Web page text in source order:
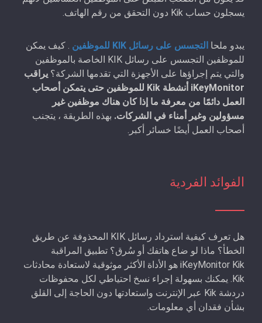
يسجلون حساب Kik دون التحقق من رقم الهاتف.
يبدو ملحا التجسس على رسائل KIK للموظفين
. كيف يمكن
للموظفين التجسس على رسائل KIK الخاصة بالموظفين
والتي يتم إجراؤها على الأجهزة التي تقدمها الشركة؟ يراقب
iKeyMonitor أنشطة Kik للموظفين حتى يتمكن أصحاب
العمل دائمًا من معرفة ما إذا كان هناك موظفين غير
مسؤولين وغير أمناء في الشركات. بهذه الطريقة ، يتجنب
أصحاب العمل أيضًا خسائر أكبر.
الفوائد الفردية
هل تعرف كيفية استرداد رسائل KIK المحذوفة عن طريق
الخطأ؟ ماذا لو ضاع هاتفك أو سُرق؟ تطبيق المراقبة
iKeyMonitor Kik هو الأداة الأكثر موثوقية لاستعادة محادثات
Kik. يمكنك بسهولة إجراء نسخ احتياطي لكل محفوظات
دردشة Kik عبر الإنترنت واستعادتها دون الحاجة إلى القلق
بشأن فقدان أي معلومات.